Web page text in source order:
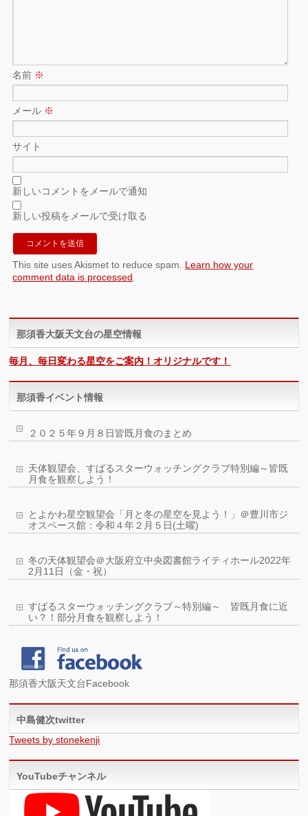
名前 ※
メール ※
サイト
新しいコメントをメールで通知
新しい投稿をメールで受け取る
This site uses Akismet to reduce spam. Learn how your
comment data is processed
那須香大阪天文台の星空情報
毎月、毎日変わる星空をご案内！オリジナルです！
那須香イベント情報
２０２５年９月８日皆既月食のまとめ
天体観望会、すばるスターウォッチングクラブ特別編～皆既
月食を観察しよう！
とよかわ星空観望会「月と冬の星空を見よう！」＠豊川市ジ
オスペース館：令和４年２月５日(土曜)
冬の天体観望会＠大阪府立中央図書館ライティホール2022年
2月11日（金・祝）
すばるスターウォッチングクラブ～特別編～ 皆既月食に近
い？！部分月食を観察しよう！
那須香大阪天文台Facebook
中島健次twitter
Tweets by stonekenji
YouTubeチャンネル